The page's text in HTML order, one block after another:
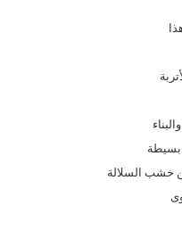
بسيطة
خشب السلالة